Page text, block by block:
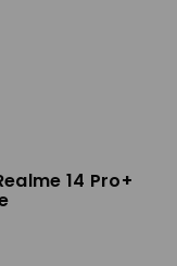
14 Pro+